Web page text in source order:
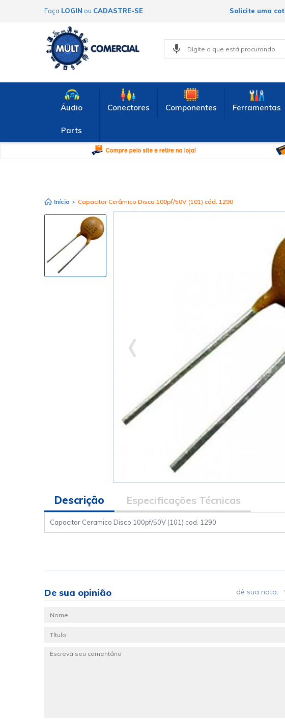
Faça LOGIN ou CADASTRE-SE Solicite uma
Áudio
Parts
Conectores Componentes Ferramentas
Início > Capacitor Cerâmico Disco 100pf/50V (101) cód. 1290
Descrição
Capacitor Ceramico Disco 100pf/50V (101) cod. 1290
Especificações Técnicas
De sua opinião dê sua nota: